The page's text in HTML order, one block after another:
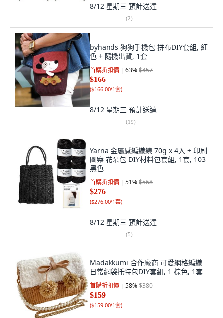
8/12 星期三 預計送達
(2)
byhands 狗狗手機包 拼布DIY套組, 紅
色 + 隨機出貨, 1套
首購折扣價 63%$457
$166
($166.00/1套)
8/12 星期三 預計送達
(19)
Yarna 金屬感編織線 70g x 4入 + 印刷
圖案 花朵包 DIY材料包套組, 1套, 103
黑色
首購折扣價 51%$568
$276
($276.00/1套)
8/12 星期三 預計送達
(5)
Madakkumi 合作廠商 可愛網格編織
日常網袋托特包DIY套組, 1 棕色, 1套
首購折扣價 58%$380
$159
($159.00/1套)